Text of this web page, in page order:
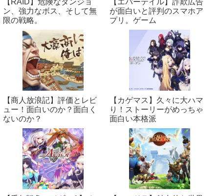
【RAID】危険なダンジョ
ン、強力なボス、そして無
限の戦略。
【エバーテイル】詐欺広告
が面白いと評判のスマホア
プリ。ゲーム
【商人放浪‪記】評価とレビ
ュー！面白いのか？面白く
ないのか？
【カゲマス】久々に大ハマ
り！ストーリーがめっちゃ
面白い本格派